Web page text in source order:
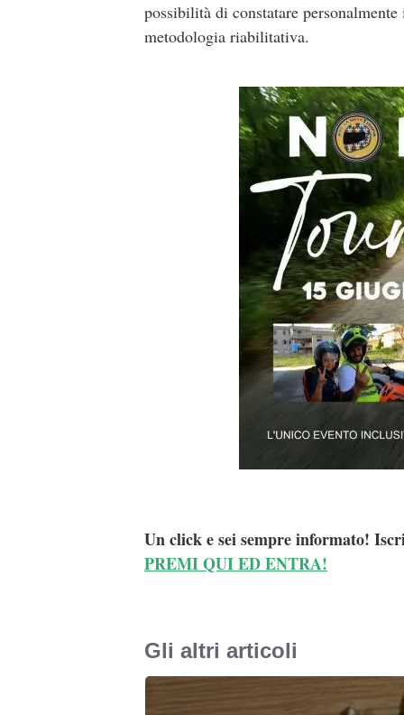
possibilità di constatare
metodologia riabilitativa.
Un click e sei sempre informato!
PREMI QUI ED ENTRA!
Gli altri articoli